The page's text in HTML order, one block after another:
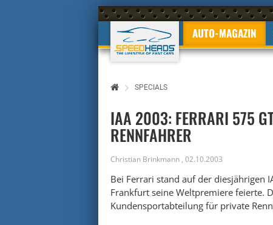
AUTO-MAGAZIN
SPECIALS
IAA 2003: FERRARI 575
RENNFAHRER
Christian Brinkmann , 02.10.2003
Bei Ferrari stand auf der diesjährigen
Frankfurt seine Weltpremiere feierte.
Kundensportabteilung für private